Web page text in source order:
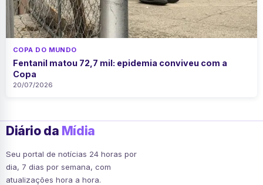
COPA DO MUNDO
Fentanil matou 72,7 mil: epidemia conviveu com a
Copa
20/07/2026
Diário da Mídia
Seu portal de notícias 24 horas por
dia, 7 dias por semana, com
atualizações hora a hora.